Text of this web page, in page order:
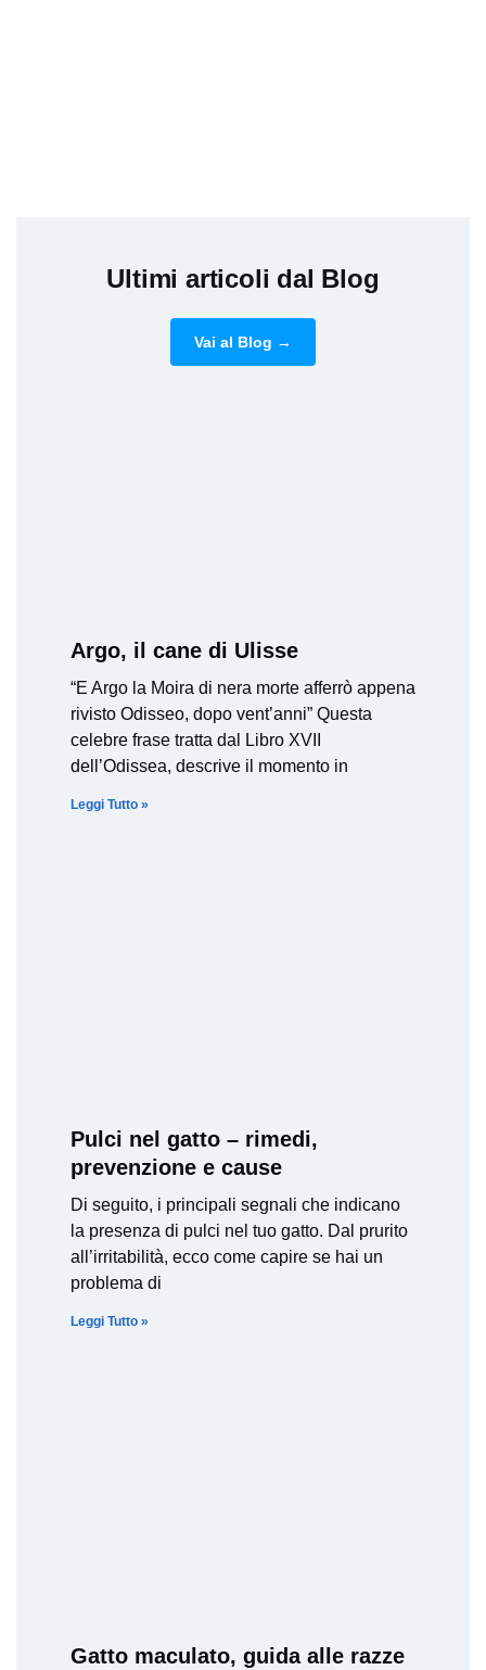
Ultimi articoli dal Blog
Vai al Blog →
Argo, il cane di Ulisse
“E Argo la Moira di nera morte afferrò appena
rivisto Odisseo, dopo vent’anni” Questa
celebre frase tratta dal Libro XVII
dell’Odissea, descrive il momento in
Leggi Tutto »
Pulci nel gatto – rimedi,
prevenzione e cause
Di seguito, i principali segnali che indicano
la presenza di pulci nel tuo gatto. Dal prurito
all’irritabilità, ecco come capire se hai un
problema di
Leggi Tutto »
Gatto maculato, guida alle razze